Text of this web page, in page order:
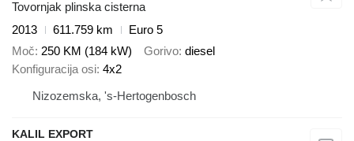
Tovornjak plinska cisterna
2013
611.759 km
Euro 5
Moč 250 KM (184 kW) Gorivo diesel
Konfiguracija osi 4x2
Nizozemska, 's-Hertogenbosch
KALIL EXPORT